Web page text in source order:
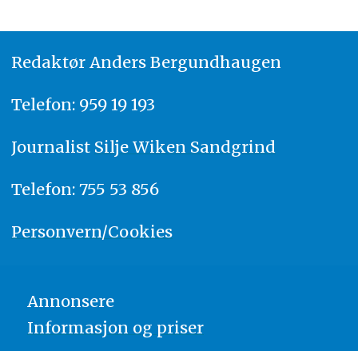
Redaktør Anders Bergundhaugen
Telefon: 959 19 193
Journalist Silje Wiken Sandgrind
Telefon: 755 53 856
Personvern/Cookies
Annonsere
Informasjon og priser